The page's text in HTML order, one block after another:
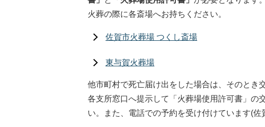
火葬の際に各斎場へお持ちください。
佐賀市火葬場 つくし斎場
東与賀火葬場
他市町村で死亡届け出をした場合は、そのとき
各支所窓口へ提示して「火葬場使用許可書」の
い。また、電話での予約を受け付けています(佐